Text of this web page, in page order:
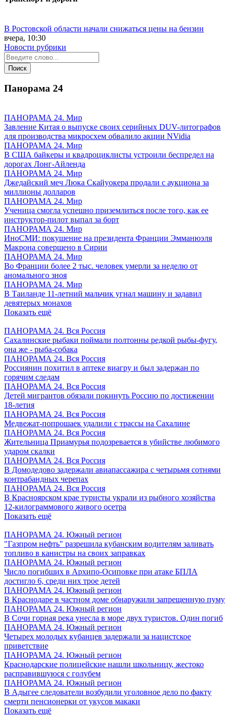
В Ростовской области начали снижаться цены на бензин
вчера, 10:30
Новости рубрики
Панорама 24
ПАНОРАМА 24. Мир
Завление Китая о выпуске своих серийных DUV-литографов
для производства микросхем обвалило акции NVidia
ПАНОРАМА 24. Мир
В США байкеры и квадроциклисты устроили беспредел на
дорогах Лонг-Айленда
ПАНОРАМА 24. Мир
Джедайский меч Люка Скайуокера продали с аукциона за
миллионы долларов
ПАНОРАМА 24. Мир
Ученица смогла успешно приземлиться после того, как ее
инструктор-пилот выпал за борт
ПАНОРАМА 24. Мир
ИноСМИ: покушение на президента Франции Эмманюэля
Макрона совершено в Сирии
ПАНОРАМА 24. Мир
Во Франции более 2 тыс. человек умерли за неделю от
аномального зноя
ПАНОРАМА 24. Мир
В Таиланде 11-летний мальчик угнал машину и задавил
девятерых монахов
Показать ещё
ПАНОРАМА 24. Вся Россия
Сахалинские рыбаки поймали полтонны редкой рыбы-фугу,
она же - рыба-собака
ПАНОРАМА 24. Вся Россия
Россиянин похитил в аптеке виагру и был задержан по
горячим следам
ПАНОРАМА 24. Вся Россия
Детей мигрантов обязали покинуть Россию по достижении
18-летия
ПАНОРАМА 24. Вся Россия
Медвежат-попрошаек удалили с трассы на Сахалине
ПАНОРАМА 24. Вся Россия
Жительница Приамурья подозревается в убийстве любимого
ударом скалки
ПАНОРАМА 24. Вся Россия
В Домодедово задержали авиапассажира с четырьмя сотнями
контрабандных черепах
ПАНОРАМА 24. Вся Россия
В Красноярском крае туристы украли из рыбного хозяйства
12-килограммового живого осетра
Показать ещё
ПАНОРАМА 24. Южный регион
"Газпром нефть" разрешила кубанским водителям заливать
топливо в канистры на своих заправках
ПАНОРАМА 24. Южный регион
Число погибших в Архипо-Осиповке при атаке БПЛА
достигло 6, среди них трое детей
ПАНОРАМА 24. Южный регион
В Краснодаре в частном доме обнаружили запрещенную пуму
ПАНОРАМА 24. Южный регион
В Сочи горная река унесла в море двух туристов. Один погиб
ПАНОРАМА 24. Южный регион
Четырех молодых кубанцев задержали за нацистское
приветствие
ПАНОРАМА 24. Южный регион
Краснодарские полицейские нашли школьницу, жестоко
расправившуюся с голубем
ПАНОРАМА 24. Южный регион
В Адыгее следователи возбудили уголовное дело по факту
смерти пенсионерки от укусов макаки
Показать ещё